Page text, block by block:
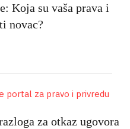
Koja su vaša prava i
novac?
za otkaz ugovora